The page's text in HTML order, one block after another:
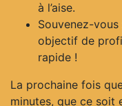
à l’aise.
Souvenez-
objectif de
rapide !
La prochaine fois
minutes, que ce soit